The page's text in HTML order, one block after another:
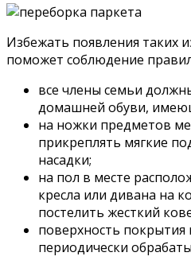
Избежать появления таких
поможет соблюдение
все члены семьи
домашней обуви,
на ножки предметов
прикреплять мягкие
насадки;
на пол в месте
кресла или дивана на
постелить жесткий
поверхность
периодически